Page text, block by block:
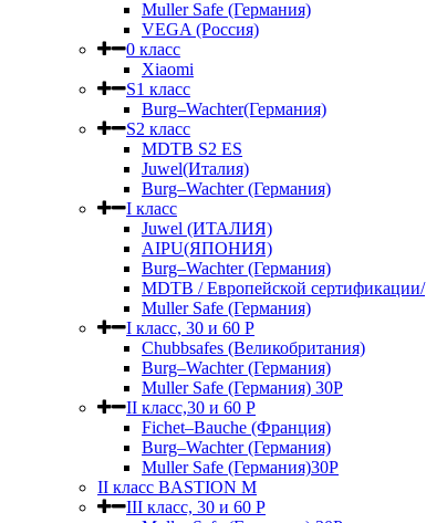
Muller Safe (Германия)
VEGA (Россия)
0 класс
Xiaomi
S1 класс
Burg–Wachter(Германия)
S2 класс
MDTB S2 ES
Juwel(Италия)
Burg–Wachter (Германия)
I класс
Juwel (ИТАЛИЯ)
AIPU(ЯПОНИЯ)
Burg–Wachter (Германия)
MDTB / Европейской сертификации/
Muller Safe (Германия)
I класс, 30 и 60 P
Chubbsafes (Великобритания)
Burg–Wachter (Германия)
Muller Safe (Германия) 30Р
II класс,30 и 60 P
Fichet–Bauche (Франция)
Burg–Wachter (Германия)
Muller Safe (Германия)30P
II класс BASTION M
III класс, 30 и 60 P